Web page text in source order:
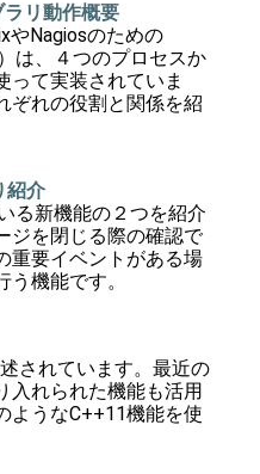
リ動作概要
やNagiosのための
は、４つのプロセスか
って実装されていま
ぞれの役割と関係を紹
紹介
る新機能の２つを紹介
ジを閉じる際の確認で
重要イベントがある場
機能です。
されています。最近の
入れられた機能も活用
ようなC++11機能を使